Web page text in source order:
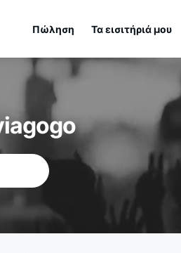
Πώληση Τα εισιτήριά μου